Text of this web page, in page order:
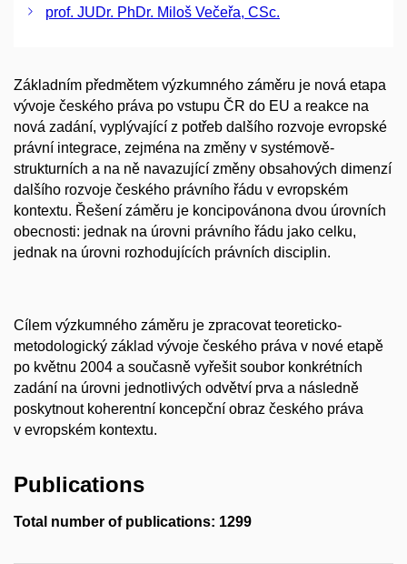
prof. JUDr. PhDr. Miloš Večeřa, CSc.
Základním předmětem výzkumného záměru je nová etapa
vývoje českého práva po vstupu ČR do EU a reakce na
nová zadání, vyplývající z potřeb dalšího rozvoje evropské
právní integrace, zejména na změny v systémově-
strukturních a na ně navazující změny obsahových dimenzí
dalšího rozvoje českého právního řádu v evropském
kontextu. Řešení záměru je koncipovánona dvou úrovních
obecnosti: jednak na úrovni právního řádu jako celku,
jednak na úrovni rozhodujících právních disciplin.
Cílem výzkumného záměru je zpracovat teoreticko-
metodologický základ vývoje českého práva v nové etapě
po květnu 2004 a současně vyřešit soubor konkrétních
zadání na úrovni jednotlivých odvětví prva a následně
poskytnout koherentní koncepční obraz českého práva
v evropském kontextu.
Publications
Total number of publications: 1299